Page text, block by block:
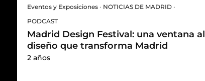
Eventos y Exposiciones • NOTICIAS DE MADRID •
PODCAST
Madrid Design Festival: una ventana al
diseño que transforma Madrid
2 años